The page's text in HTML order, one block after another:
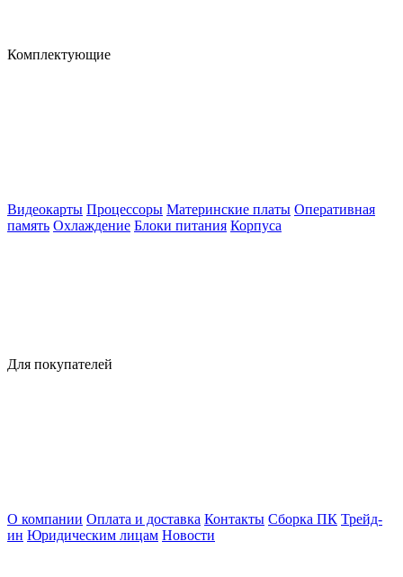
Комплектующие
Видеокарты Процессоры Материнские платы Оперативная
память Охлаждение Блоки питания Корпуса
Для покупателей
О компании Оплата и доставка Контакты Сборка ПК Трейд-
ин Юридическим лицам Новости